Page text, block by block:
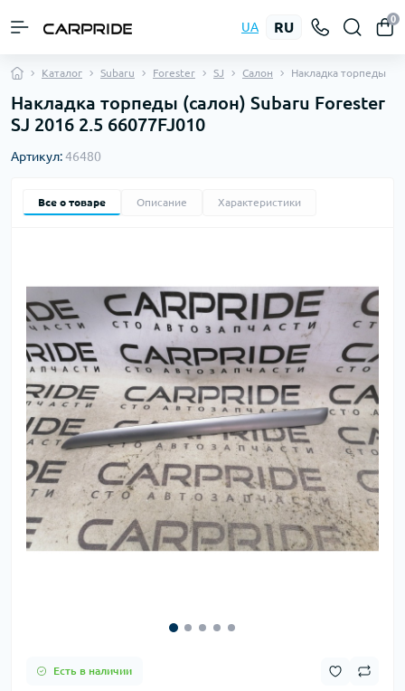
UA RU
0
Каталог Subaru Forester SJ Салон Накладка торпеды
Накладка торпеды (салон) Subaru Forester
SJ 2016 2.5 66077FJ010
Артикул:46480
Все о товаре Описание Характеристики
Есть в наличии